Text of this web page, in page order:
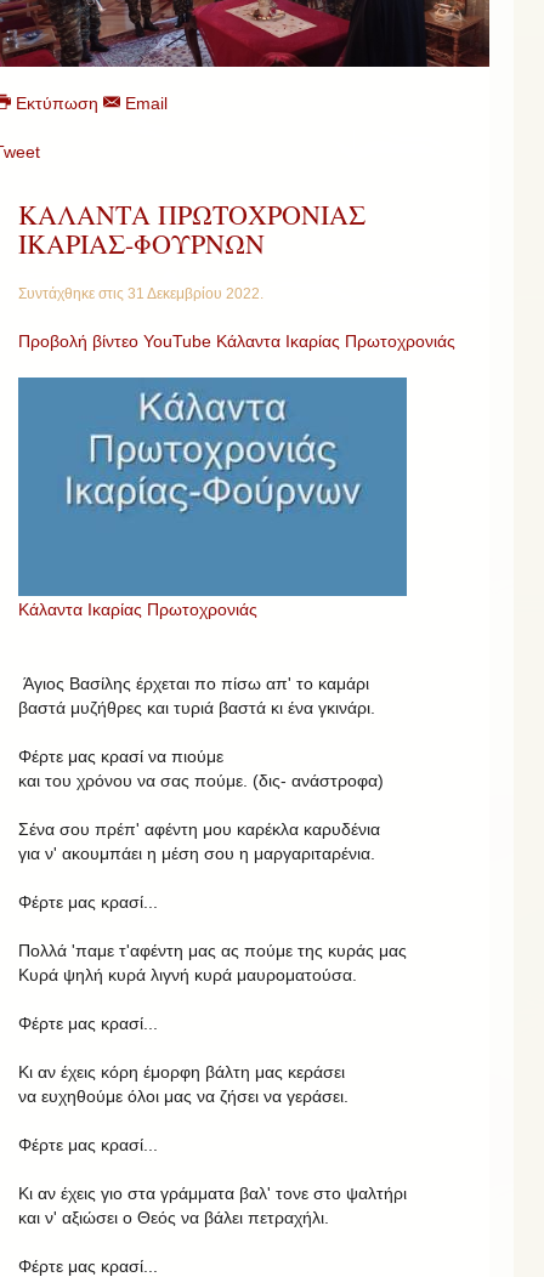
Εκτύπωση Email
ΚΑΛΑΝΤΑ ΠΡΩΤΟΧΡΟΝΙΑΣ
ΙΚΑΡΙΑΣ-ΦΟΥΡΝΩΝ
Συντάχθηκε στις 31 Δεκεμβρίου 2022
Προβολή βίντεο YouTube Κάλαντα Ικαρίας Πρωτοχρονιάς
Κάλαντα Ικαρίας Πρωτοχρονιάς
Άγιος Βασίλης έρχεται πο πίσω απ' το καμάρι
βαστά μυζήθρες και τυριά βαστά κι ένα γκινάρι.
Φέρτε μας κρασί να πιούμε
και του χρόνου να σας πούμε. (δις- ανάστροφα)
Σένα σου πρέπ' αφέντη μου καρέκλα καρυδένια
για ν' ακουμπάει η μέση σου η μαργαριταρένια.
Φέρτε μας κρασί...
Πολλά 'παμε τ'αφέντη μας ας πούμε της κυράς μας
Κυρά ψηλή κυρά λιγνή κυρά μαυροματούσα.
Φέρτε μας κρασί...
Κι αν έχεις κόρη έμορφη βάλτη μας κεράσει
να ευχηθούμε όλοι μας να ζήσει να γεράσει.
Φέρτε μας κρασί...
Κι αν έχεις γιο στα γράμματα βαλ' τονε στο ψαλτήρι
και ν' αξιώσει ο Θεός να βάλει πετραχήλι.
Φέρτε μας κρασί...